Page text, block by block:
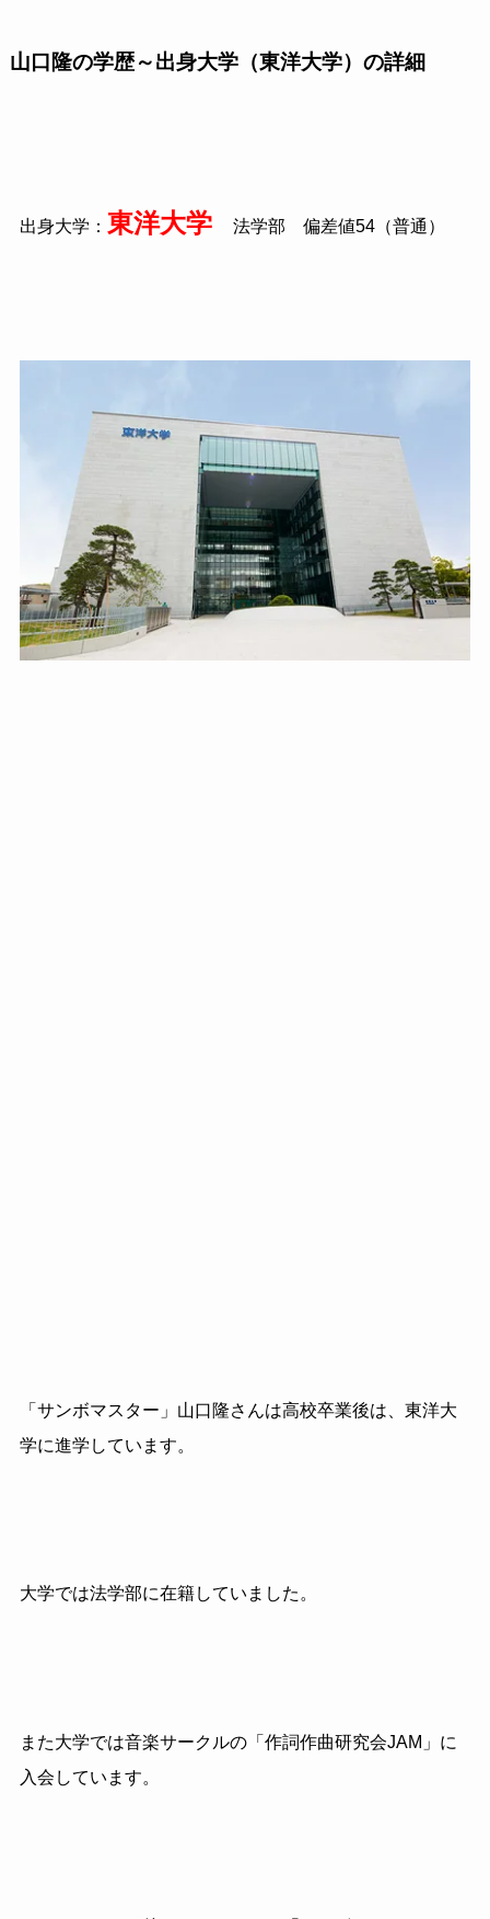
山口隆の学歴～出身大学（東洋大学）の詳細
出身大学： 東洋大学 法学部 偏差値54（普通）
「サンボマスター」山口隆さんは高校卒業後は、東洋大
学に進学しています。
大学では法学部に在籍していました。
また大学では音楽サークルの「作詞作曲研究会JAM」に
入会しています。